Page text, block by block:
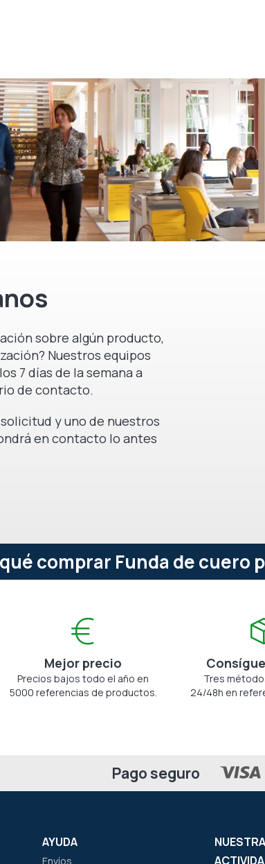
sobre algún producto,
Nuestros equipos
7 días de la semana a
de contacto.
y uno de nuestros
en contacto lo antes
comprar Funda de cuero
Mejor precio
Precios bajos todo el año en
5000 referencias de productos.
Tres
24/48h en
Pago seguro
AYUDA
Envíos